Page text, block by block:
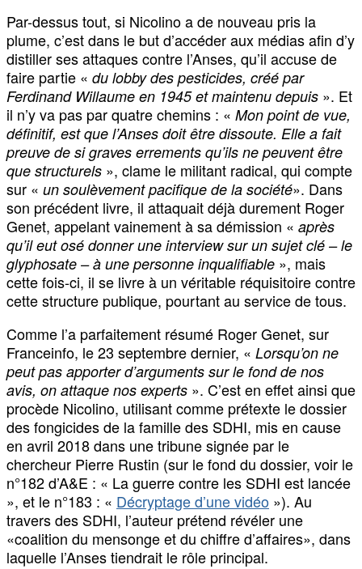
Par-dessus tout, si Nicolino a de nouveau pris la
plume, c’est dans le but d’accéder aux médias afin d’y
distiller ses attaques contre l’Anses, qu’il accuse de
faire partie « du lobby des pesticides, créé par
Ferdinand Willaume en 1945 et maintenu depuis ». Et
il n’y va pas par quatre chemins : « Mon point de vue,
définitif, est que l’Anses doit être dissoute. Elle a fait
preuve de si graves errements qu’ils ne peuvent être
que structurels », clame le militant radical, qui compte
sur « un soulèvement pacifique de la société». Dans
son précédent livre, il attaquait déjà durement Roger
Genet, appelant vainement à sa démission « après
qu’il eut osé donner une interview sur un sujet clé – le
glyphosate – à une personne inqualifiable », mais
cette fois-ci, il se livre à un véritable réquisitoire contre
cette structure publique, pourtant au service de tous.
Comme l’a parfaitement résumé Roger Genet, sur
Franceinfo, le 23 septembre dernier, « Lorsqu’on ne
peut pas apporter d’arguments sur le fond de nos
avis, on attaque nos experts ». C’est en effet ainsi que
procède Nicolino, utilisant comme prétexte le dossier
des fongicides de la famille des SDHI, mis en cause
en avril 2018 dans une tribune signée par le
chercheur Pierre Rustin (sur le fond du dossier, voir le
n°182 d’A&E : « La guerre contre les SDHI est lancée
», et le n°183 : « Décryptage d’une vidéo »). Au
travers des SDHI, l’auteur prétend révéler une
«coalition du mensonge et du chiffre d’affaires», dans
laquelle l’Anses tiendrait le rôle principal.